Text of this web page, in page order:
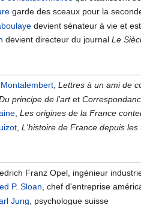
garde des sceaux pour la
devient sénateur à vie et
devient directeur du journalLe
,Lettres à un ami de
principe de l'artet
,Les origines de la France
,L'histoire de France depuis
Franz Opel, ingénieur
P. Sloan , chef d'entreprise
Jung , psychologue suisse